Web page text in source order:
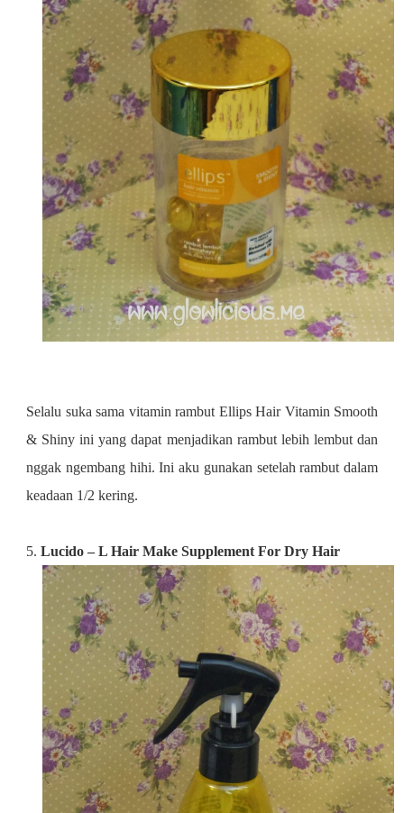
Selalu suka sama vitamin rambut Ellips Hair Vitamin Smooth
& Shiny ini yang dapat menjadikan rambut lebih lembut dan
nggak ngembang hihi. Ini aku gunakan setelah rambut dalam
keadaan 1/2 kering.
5. Lucido – L Hair Make Supplement For Dry Hair